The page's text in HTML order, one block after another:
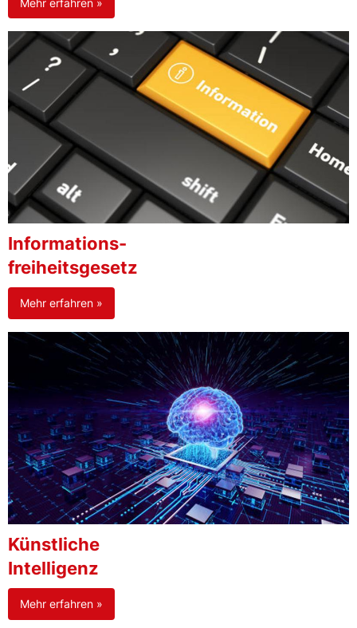
Informations-
freiheitsgesetz
Mehr erfahren »
Künstliche
Intelligenz
Mehr erfahren »